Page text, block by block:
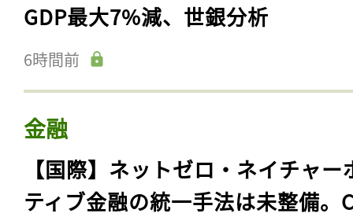
GDP最大7%減、世銀分析
6時間前
金融
【国際】ネットゼロ・ネイチャー
ティブ金融の統一手法は未整備。